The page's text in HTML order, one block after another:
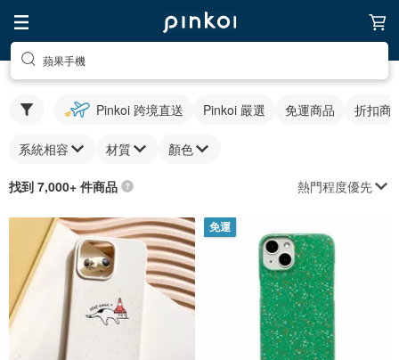
蘋果手機
Pinkoi 跨境直送 Pinkoi 嚴選 免運商品 折扣商
系統相容 材質 顏色
找到 7,000+ 件商品 熱門程度優先
免運